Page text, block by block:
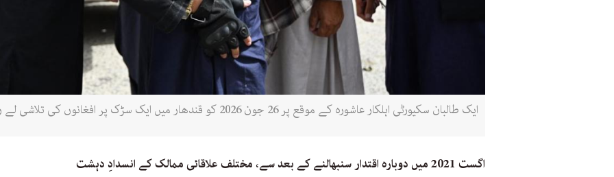
ایک طالبان سکیورٹی اہلکار عاشورہ کے موقع پر 26 جون 2026 کو قندھار میں ایک سڑک پر افغانوں کی تلاشی لے رہا ہے (ثنا اللہ سیام / اے ایف پی)
اگست 2021 میں دوبارہ اقتدار سنبھالنے کے بعد سے، مختلف علاقائی ممالک کے انسدادِ دہشت